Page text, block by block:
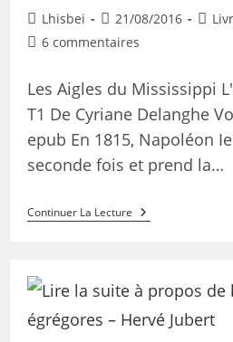
Lhisbei 21/08/2016
6 commentaires
Les Aigles du Mississippi
T1 De Cyriane Delanghe
epub En 1815, Napoléon
seconde fois et prend la…
Continuer La Lecture